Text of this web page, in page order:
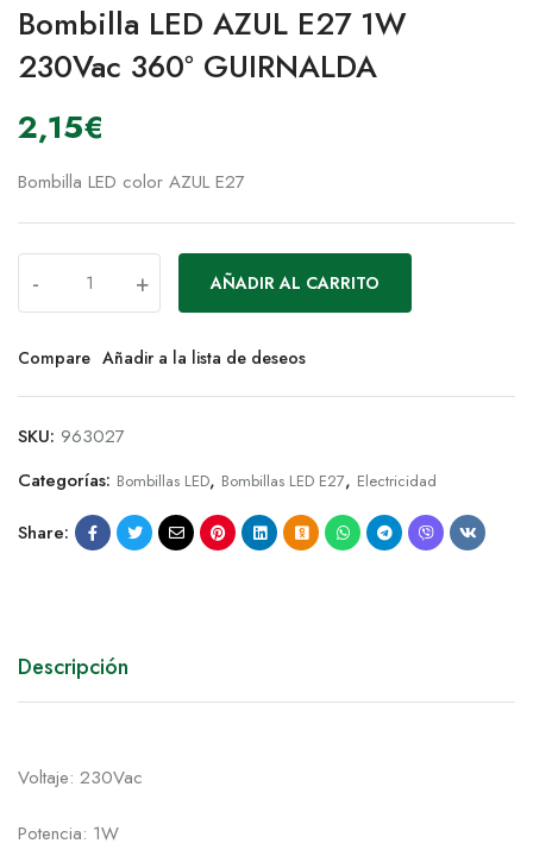
Bombilla LED AZUL E27 1W
230Vac 360º GUIRNALDA
2,15€
Bombilla LED color AZUL E27
- + AÑADIR AL CARRITO
Compare Añadir a la lista de deseos
SKU: 963027
Categorías: Bombillas LED, Bombillas LED E27, Electricidad
Share:
Descripción
Voltaje: 230Vac
Potencia: 1W